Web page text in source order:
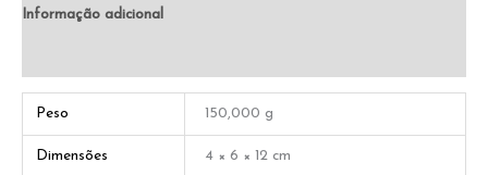
Informação adicional
Peso 150,000 g
Dimensões 4 × 6 × 12 cm